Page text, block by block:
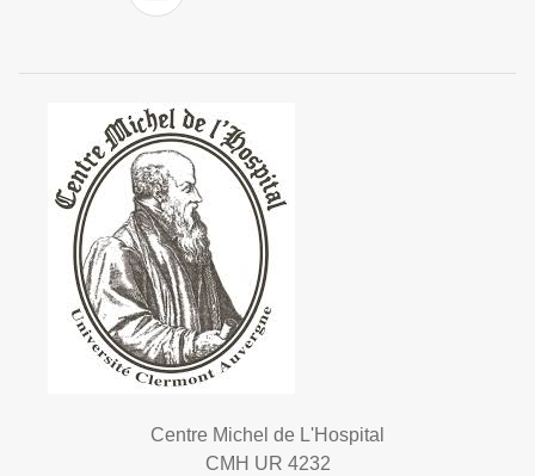
Centre Michel de L'Hospital
CMH UR 4232